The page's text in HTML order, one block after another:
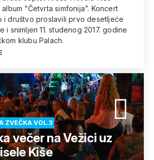
“Četvrta simfonija”. Koncert
i društvo proslavili prvo desetljeće
i snimljen 11. studenog 2017. godine
klubu Palach.
ZVEČKA VOL.3
večer na Vežici uz
Kiše